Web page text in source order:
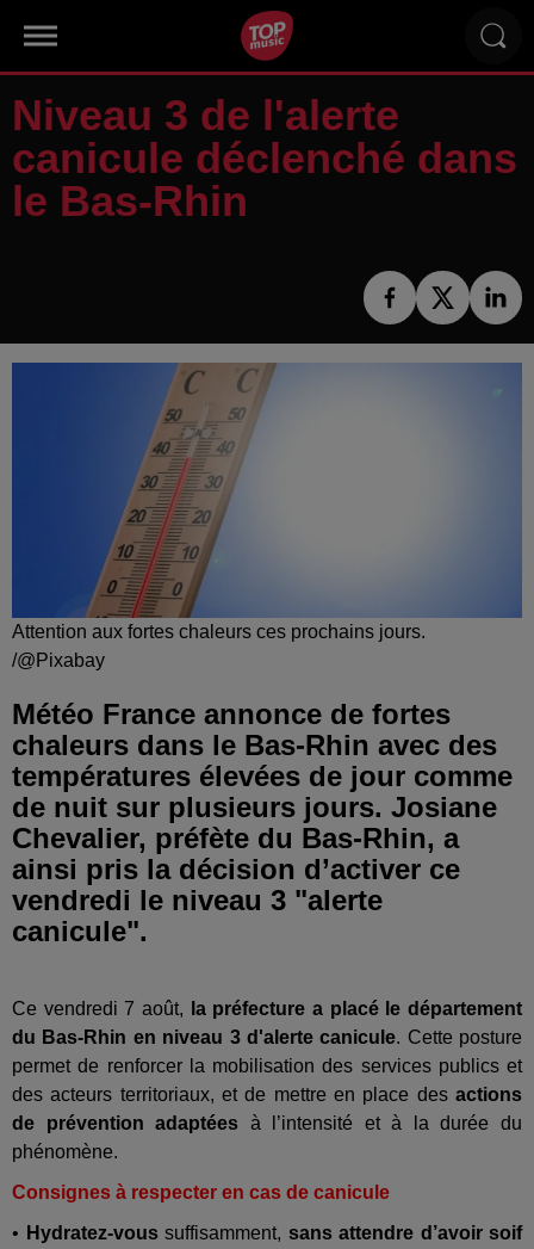
Niveau 3 de l'alerte
canicule déclenché dans
le Bas-Rhin
Attention aux fortes chaleurs ces prochains jours.
/@Pixabay
Météo France annonce de fortes
chaleurs dans le Bas-Rhin avec des
températures élevées de jour comme
de nuit sur plusieurs jours. Josiane
Chevalier, préfète du Bas-Rhin, a
ainsi pris la décision d’activer ce
vendredi le niveau 3 "alerte
canicule".
Ce vendredi 7 août,
la préfecture a placé le département
du Bas-Rhin en niveau 3 d'alerte canicule. Cette posture
permet de renforcer la mobilisation des services publics et
des acteurs territoriaux, et de mettre en place des actions
de prévention adaptées à l’intensité et à la durée du
phénomène.
Consignes à respecter en cas de canicule
• Hydratez-voussuffisamment, sans attendre d’avoir soif